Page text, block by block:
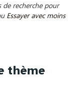
recherche pour
Essayer avec moins
thème